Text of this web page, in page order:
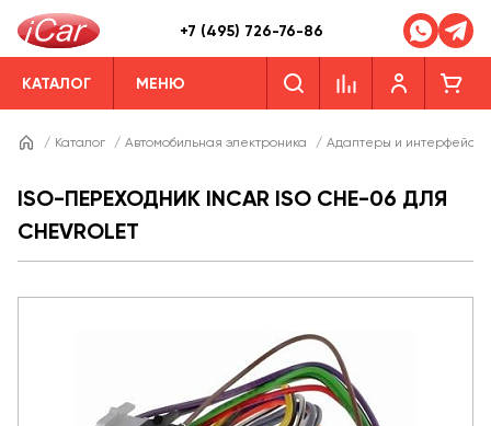
+7 (495) 726-76-86
КАТАЛОГ МЕНЮ
/ Каталог / Автомобильная электроника / Адаптеры и интерфейсы
ISO-ПЕРЕХОДНИК INCAR ISO CHE-06 ДЛЯ
CHEVROLET